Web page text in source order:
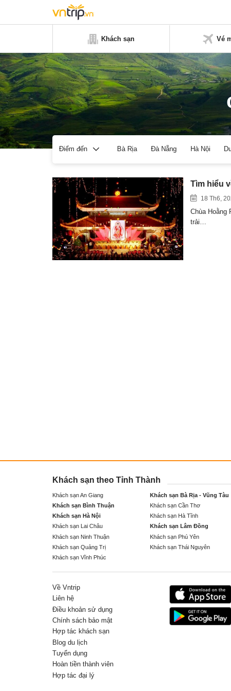
Khách sạn Vé
Điểm đến Bà Rịa Đà Nẵng Hà Nội
Tìm hiểu
18 Th6,
Chùa Hoằng
trải…
Khách sạn theo Tỉnh Thành
Khách sạn An Giang Khách sạn Bà Rịa - Vũng Tàu
Khách sạn Bình Thuận
Khách sạn Cần Thơ
Khách sạn Hà Nội
Khách sạn Hà Tĩnh
Khách sạn Lai Châu
Khách sạn Lâm Đồng
Khách sạn Ninh Thuận
Khách sạn Phú Yên
Khách sạn Quảng Trị
Khách sạn Thái Nguyên
Khách sạn Vĩnh Phúc
Về Vntrip
Liên hệ
Điều khoản sử dụng
Chính sách bảo mật
Hợp tác khách sạn
Blog du lịch
Tuyển dụng
Hoàn tiền thành viên
Hợp tác đại lý